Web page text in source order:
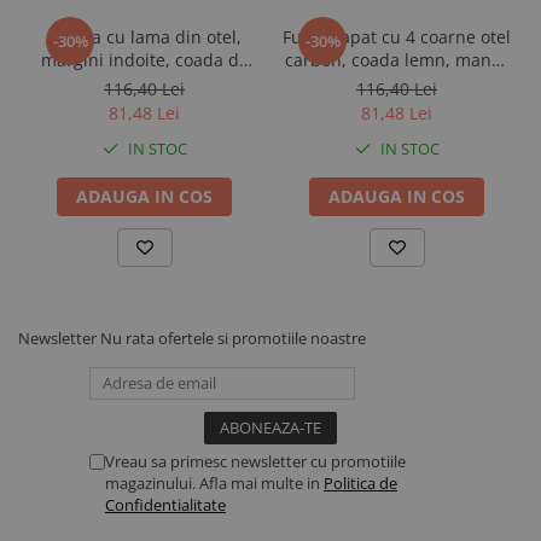
Electroliti si suplimente vitei
Dotari ferma
Contentionare animale
Furajare
Fronturi de furajare
Silozuri cereale
Utilaje furajare
Accesorii identificare animale
Curele si numere
Automate alaptare
Roboti de muls
-30%
Cazma cu lama din otel,
margini indoite, coada de
lemn, maner D plastic,
Spear & Jackson Elements
116,40 Lei
81,48 Lei
IN STOC
ADAUGA IN COS
-30%
Furca sapat cu 4 coarne otel
carbon, coada lemn, maner
D plastic, Spear & Jackson
Elements
116,40 Lei
81,48 Lei
IN STOC
ADAUGA IN COS
Newsletter Nu rata ofertele si promotiile noastre
Vreau sa primesc newsletter cu promotiile
magazinului. Afla mai multe in Politica de
Confidentialitate